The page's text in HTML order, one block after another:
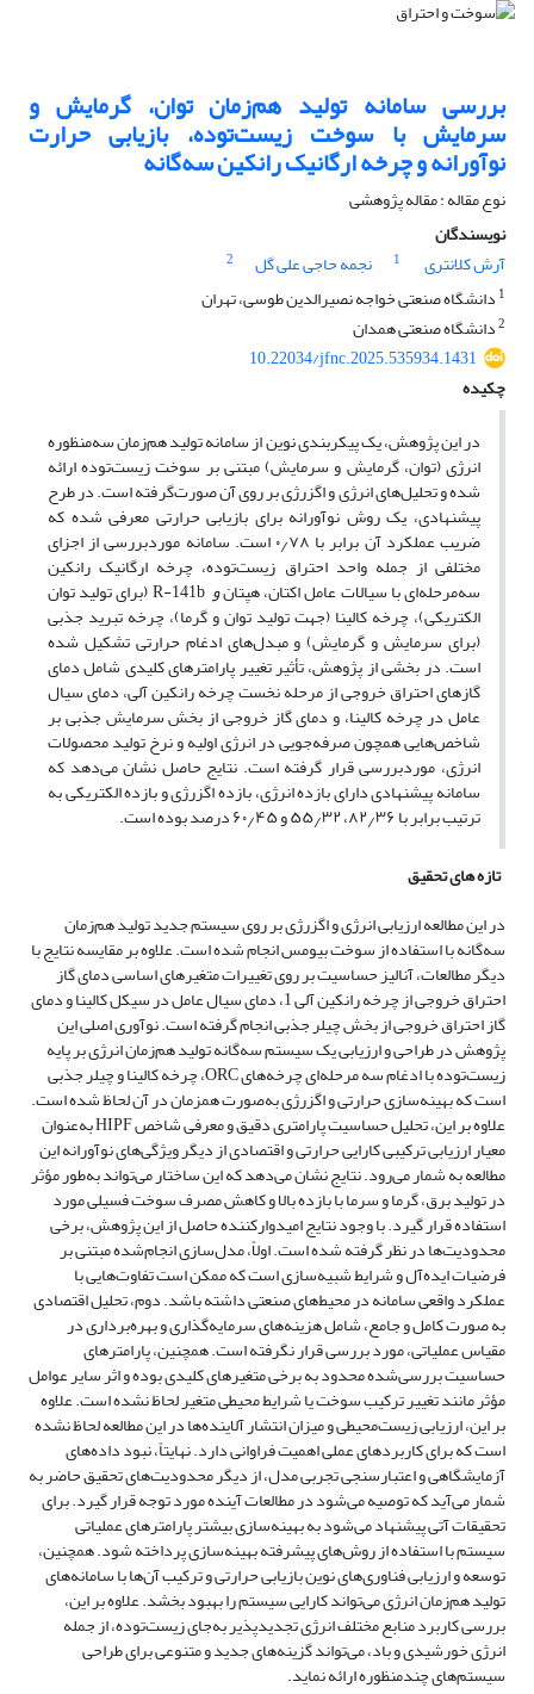
بررسی سامانه تولید هم‌زمان توان، گرمایش و
سرمایش با سوخت زیست‌توده، بازیابی حرارت
نوآورانه و چرخه ارگانیک رانکین سه‌گانه
نوع مقاله : مقاله پژوهشی
نویسندگان
آرش کلانتری
1 نجمه حاجی علی گل
2
1 دانشگاه صنعتی خواجه نصیرالدین طوسی، تهران
2دانشگاه صنعتی همدان
10.22034/jfnc.2025.535934.1431
چکیده
در این پژوهش، یک پیکربندی نوین از سامانه تولید هم‌زمان سه‌منظوره
انرژی (توان، گرمایش و سرمایش) مبتنی بر سوخت زیست‌توده ارائه
شده و تحلیل‌های انرژی و اگزرژی بر روی آن صورت‌گرفته است. در طرح
پیشنهادی، یک روش نوآورانه برای بازیابی حرارتی معرفی شده که
ضریب عملکرد آن برابر با ۰٫۷۸ است. سامانه موردبررسی از اجزای
مختلفی از جمله واحد احتراق زیست‌توده، چرخه ارگانیک رانکین
سه‌مرحله‌ای با سیالات عامل اکتان، هپتانو R-141b (برای تولید توان
الکتریکی)، چرخه کالینا (جهت تولید توان و گرما)، چرخه تبرید جذبی
(برای سرمایش و گرمایش) و مبدل‌های ادغام حرارتی تشکیل شده
است. در بخشی از پژوهش، تأثیر تغییر پارامترهای کلیدی شامل دمای
گازهای احتراق خروجی از مرحله نخست چرخه رانکین آلی، دمای سیال
عامل در چرخه کالینا، و دمای گاز خروجی از بخش سرمایش جذبی بر
شاخص‌هایی همچون صرفه‌جویی در انرژی اولیه و نرخ تولید محصولات
انرژی، موردبررسی قرار گرفته است. نتایج حاصل نشان می‌دهد که
سامانه پیشنهادی دارای بازده انرژی، بازده اگزرژی و بازده الکتریکی به
ترتیب برابر با ۸۲٫۳۶، ۵۵٫۳۲ و ۶۰٫۴۵ درصد بوده است.
تازه های تحقیق
در این مطالعه ارزیابی انرژی و اگزرژی بر روی سیستم جدید تولید هم‌زمان
سه‌گانه با استفاده از سوخت بیومس انجام شده است. علاوه بر مقایسه نتایج با
دیگر مطالعات، آنالیز حساسیت بر روی تغییرات متغیرهای اساسی دمای گاز
احتراق خروجی از چرخه رانکین آلی 1، دمای سیال عامل در سیکل کالینا و دمای
گاز احتراق خروجی از بخش چیلر جذبی انجام گرفته است. نوآوری اصلی این
پژوهش در طراحی و ارزیابی یک سیستم سه‌گانه تولید هم‌زمان انرژی بر پایه
زیست‌توده با ادغام سه مرحله‌ای چرخه‌های ORC، چرخه کالینا و چیلر جذبی
است که بهینه‌سازی حرارتی و اگزرژی به‌صورت همزمان در آن لحاظ شده است.
علاوه بر این، تحلیل حساسیت پارامتری دقیق و معرفی شاخص HIPF به‌عنوان
معیار ارزیابی ترکیبی کارایی حرارتی و اقتصادی از دیگر ویژگی‌های نوآورانه این
مطالعه به شمار می‌رود. نتایج نشان می‌دهد که این ساختار می‌تواند به‌طور مؤثر
در تولید برق، گرما و سرما با بازده بالا و کاهش مصرف سوخت فسیلی مورد
استفاده قرار گیرد. با وجود نتایج امیدوارکننده حاصل از این پژوهش، برخی
محدودیت‌ها در نظر گرفته شده است. اولاً، مدل‌سازی انجام‌شده مبتنی بر
فرضیات ایده‌آل و شرایط شبیه‌سازی است که ممکن است تفاوت‌هایی با
عملکرد واقعی سامانه در محیط‌های صنعتی داشته باشد. دوم، تحلیل اقتصادی
به صورت کامل و جامع، شامل هزینه‌های سرمایه‌گذاری و بهره‌برداری در
مقیاس عملیاتی، مورد بررسی قرار نگرفته است. همچنین، پارامترهای
حساسیت بررسی‌شده محدود به برخی متغیرهای کلیدی بوده و اثر سایر عوامل
مؤثر مانند تغییر ترکیب سوخت یا شرایط محیطی متغیر لحاظ نشده است. علاوه
بر این، ارزیابی زیست‌محیطی و میزان انتشار آلاینده‌ها در این مطالعه لحاظ نشده
است که برای کاربردهای عملی اهمیت فراوانی دارد. نهایتاً، نبود داده‌های
آزمایشگاهی و اعتبارسنجی تجربی مدل، از دیگر محدودیت‌های تحقیق حاضر به
شمار می‌آید که توصیه می‌شود در مطالعات آینده مورد توجه قرار گیرد. برای
تحقیقات آتی پیشنهاد می‌شود به بهینه‌سازی بیشتر پارامترهای عملیاتی
سیستم با استفاده از روش‌های پیشرفته بهینه‌سازی پرداخته شود. همچنین،
توسعه و ارزیابی فناوری‌های نوین بازیابی حرارتی و ترکیب آن‌ها با سامانه‌های
تولید هم‌زمان انرژی می‌تواند کارایی سیستم را بهبود بخشد. علاوه بر این،
بررسی کاربرد منابع مختلف انرژی تجدیدپذیر به‌جای زیست‌توده، از جمله
انرژی خورشیدی و باد، می‌تواند گزینه‌های جدید و متنوعی برای طراحی
سیستم‌های چندمنظوره ارائه نماید.